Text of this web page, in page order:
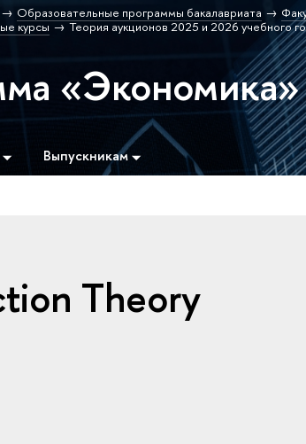
Образовательные программы бакалавриата
курсы Теория аукционов 2025 и 2026 учебного
«Экономика»
Выпускникам
Theory